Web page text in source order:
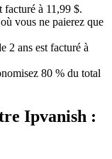
facturé à 11,99 $.
vous ne paierez que
2 ans est facturé à
80 % du total
Ipvanish :